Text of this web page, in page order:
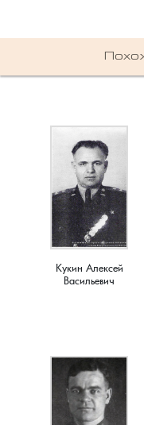
Кукин Алексей
Васильевич
Мирный, поселок
Мокеево, деревня
Мостцы, село
Назарово, деревня
Неверково, деревня
Новая Печуга, деревня
Новки, поселок